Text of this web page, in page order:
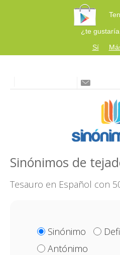
¿te gustaría
Sí
Sinónimos de
Tesauro en Español con
Sinónimo
Antónimo